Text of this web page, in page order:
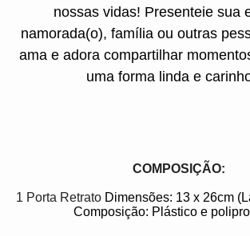
nossas vidas! Presenteie sua
namorada(o), família ou outras
ama e adora compartilhar
uma forma linda e
COMPOSIÇÃO:
1 Porta Retrato Dimensões: 13 x 26cm
Composição: Plástico e